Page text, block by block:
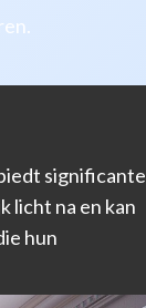
significante
licht na en kan
hun